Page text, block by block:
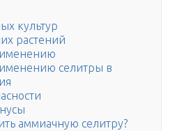
культур
растений
селитры в
аммиачную селитру?